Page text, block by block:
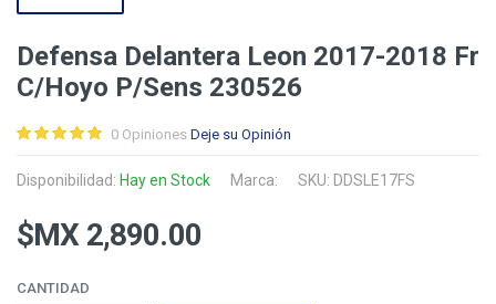
Defensa Delantera Leon 2017-2018 Fr
C/Hoyo P/Sens 230526
0 Opiniones Deje su Opinión
Disponibilidad: Hay en Stock Marca: SKU: DDSLE17FS
$MX 2,890.00
CANTIDAD